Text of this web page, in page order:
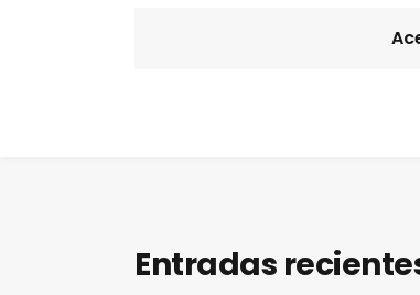
Entradas